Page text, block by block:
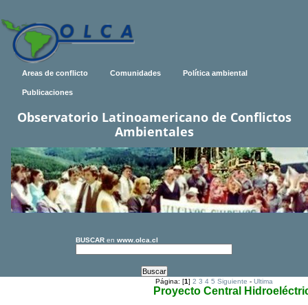
Areas de conflicto Comunidades Política ambiental
Publicaciones
Observatorio Latinoamericano de Conflictos
Ambientales
BUSCAR en www.olca.cl
Página: [1]2 3 4 5 Siguiente -Ultima
Proyecto Central